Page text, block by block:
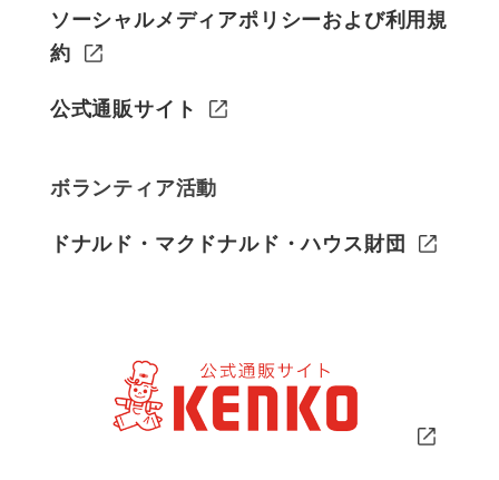
ソーシャルメディアポリシーおよび利用規
約
公式通販サイト
ボランティア活動
ドナルド・マクドナルド・ハウス財団